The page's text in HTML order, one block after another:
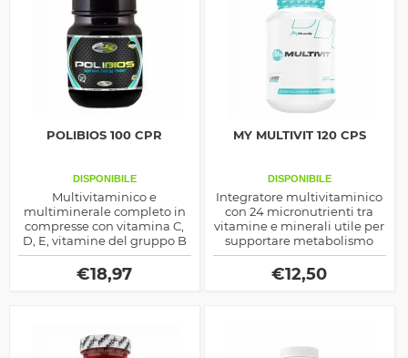
POLIBIOS 100 CPR
DISPONIBILE
Multivitaminico e
multiminerale completo in
compresse con vitamina C,
D, E, vitamine del gruppo B
e minerali come zinco e
magnesio, ideale per il
supporto quotidiano.
€18,97
MY MULTIVIT 120 CPS
DISPONIBILE
Integratore multivitaminico
con 24 micronutrienti tra
vitamine e minerali utile per
supportare metabolismo
energetico, sistema
immunitario e benessere
generale.
€12,50